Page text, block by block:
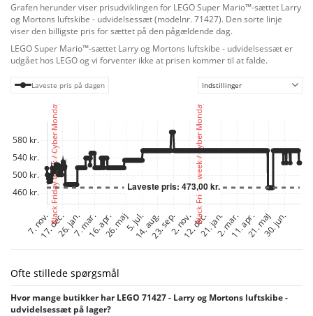
Goomba. Download LEGO Super Mario appen for at få byggevejledninger,
inspirerende idéer og meget mere, der forbedrer den kreative oplevelse.
Nå nye niveauer
LEGO Super Mario startbaner og udvidelsessæt er samlerlegetøj, der lader
fans udvide, ombygge og tilpasse deres egne unikke baner og opleve spil
Grafen herunder viser prisudviklingen for LEGO Super Mario™-sættet Larry
og Mortons luftskibe - udvidelsessæt (modelnr. 71427). Den sorte linje
viser den billigste pris for sættet på den pågældende dag.
LEGO Super Mario™-sættet Larry og Mortons luftskibe - udvidelsessæt er
udgået hos LEGO og vi forventer ikke at prisen kommer til at falde.
Laveste pris på dagen Indstillinger
Ofte stillede spørgsmål
Hvor mange butikker har LEGO 71427 - Larry og Mortons luftskibe -
udvidelsessæt på lager?